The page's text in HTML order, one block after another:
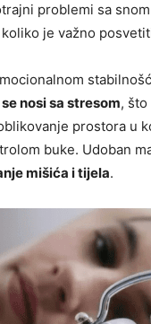
problemi sa
je važno
nosi sa stresom,
prostora u
buke. Udoban
mišića i tijela.